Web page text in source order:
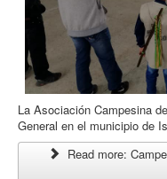
La Asociación Campesina
General en el municipio de
Read more: